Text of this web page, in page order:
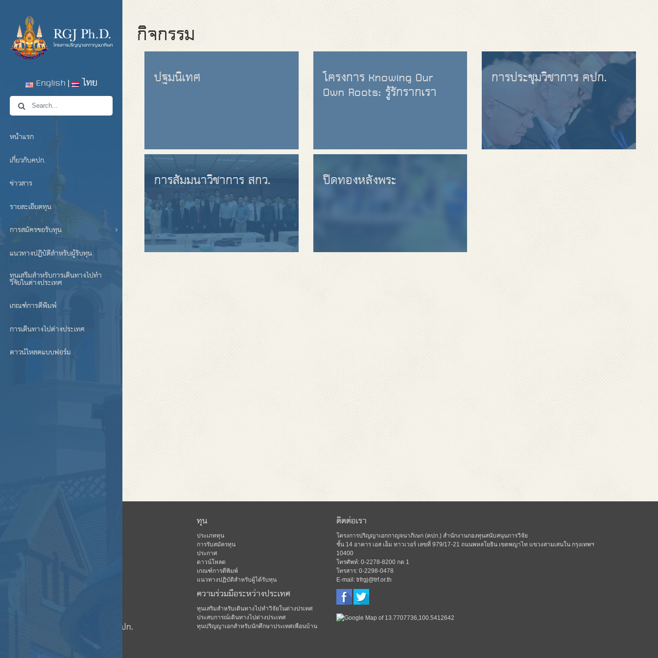
English ไทย
หน้าแรก
เกี่ยวกับคปก.
ข่าวสาร
รายละเอียดทุน
การสมัครขอรับทุน
แนวทางปฏิบัติสำหรับผู้รับทุน
ทุนเสริมสำหรับการเดินทางไปทำ
วิจัยในต่างประเทศ
เกณฑ์การตีพิมพ์
การเดินทางไปต่างประเทศ
ดาวน์โหลดแบบฟอร์ม
กิจกรรม
ปฐมนิเทศ โครงการ Knowing Our
Own Roots: รู้รักรากเรา
การประชุมวิชาการ คปก.
การสัมมนาวิชาการ สกว. ปิดทองหลังพระ
ชมรมนักเรียนทุน คปก.
ทุน
ประเภททุน
การรับสมัครทุน
ประกาศ
ดาวน์โหลด
เกณฑ์การตีพิมพ์
แนวทางปฏิบัติสำหรับผู้ได้รับทุน
ความร่วมมือระหว่างประเทศ
ทุนเสริมสำหรับเดินทางไปทำวิจัยในต่างปรเทศ
ประสบการณ์เดินทางไปต่างประเทศ
ทุนปริญญาเอกสำหรับนักศึกษาประเทศเพือนบ้าน
ติดต่อเรา
โครงการปริญญาเอกกาญจนาภิเษก (คปก.) สำนักงานกองทุนสนับสนุนการวิจัย
ชั้น 14 อาคาร เอส เอ็ม ทาวเวอร์ เลขที่ 979/17-21 ถนนพหลโยธิน เขตพญาไท แขวงสามเสนใน กรุงเทพฯ
10400
โทรศัพท์: 0-2278-8200 กด 1
โทรสาร: 0-2298-0478
E-mail: trfrgj@trf.or.th